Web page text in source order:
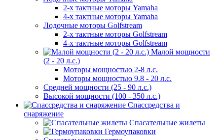
2-х тактные моторы Yamaha
4-х тактные моторы Yamaha
Лодочные моторы Golfstream
2-х тактные моторы Golfstream
4-х тактные моторы Golfstream
Малой мощности
(2 - 20 л.с.)
Моторы мощностью 2-8 л.с.
Моторы мощностью 9.8 - 20 л.с.
Средней мощности (25 - 90 л.с.)
Высокой мощности (100 - 350 л.с.)
Спассредства и
снаряжение
Спасательные жилеты
Гермоупаковки